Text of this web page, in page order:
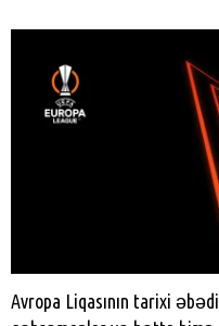
Avropa Liqasının tarixi